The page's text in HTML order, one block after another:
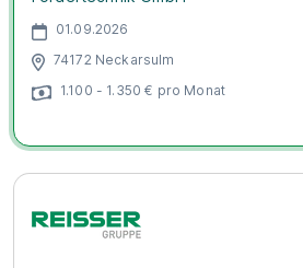
01.09.2026
74172 Neckarsulm
1.100 - 1.350 € pro Monat